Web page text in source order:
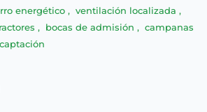
energético , ventilación localizada ,
, bocas de admisión , campanas
captación